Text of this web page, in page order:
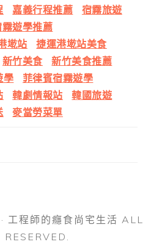
嘉義行程推薦
宿霧旅遊
霧遊學推薦
墘站
捷運港墘站美食
新竹美食
新竹美食推薦
學
菲律賓宿霧遊學
韓劇情報站
韓國旅遊
麥當勞菜單
程師的癮食尚宅生活 ALL
RESERVED.